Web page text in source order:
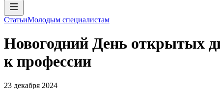
СтатьиМолодым специалистам
Новогодний День открытых
к профессии
23 декабря 2024